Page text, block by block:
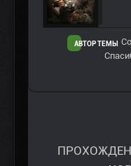
АВТОР ТЕМЫ